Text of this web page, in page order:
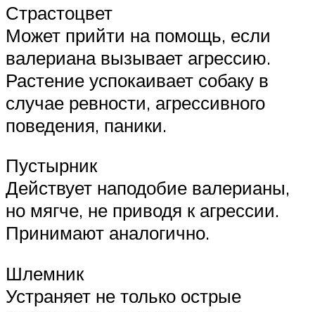
Страстоцвет
Может прийти на помощь, если
валериана вызывает агрессию.
Растение успокаивает собаку в
случае ревности, агрессивного
поведения, паники.
Пустырник
Действует наподобие валерианы,
но мягче, не приводя к агрессии.
Принимают аналогично.
Шлемник
Устраняет не только острые